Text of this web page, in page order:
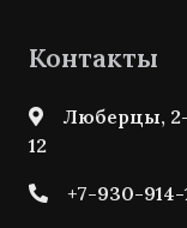
Контакты
Люберцы,
12
+7-930-